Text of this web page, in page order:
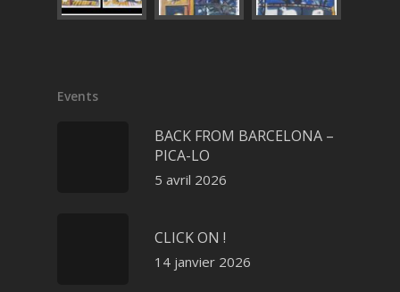
Events
BACK FROM BARCELONA –
PICA-LO
5 avril 2026
CLICK ON !
14 janvier 2026